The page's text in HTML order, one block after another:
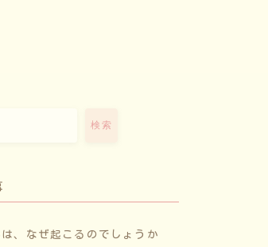
検索
、なぜ起こるのでしょうか